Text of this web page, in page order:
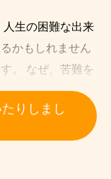
生の困難な出来
かもしれません
。 なぜ、苦難を
たままの人もい
逆境に直面して
りしまし